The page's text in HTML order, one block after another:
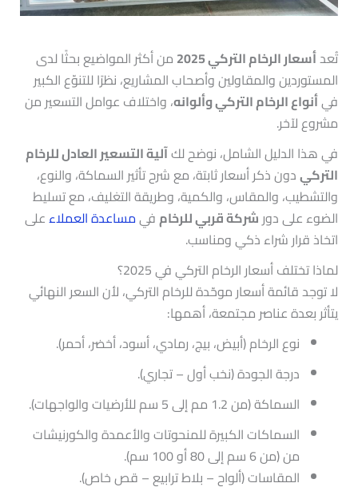
تُعدأسعار الرخام التركي 2025
من أكثر المواضيع بحثًا لدى
المستوردين والمقاولين وأصحاب المشاريع، نظرًا للتنوّع الكبير
فيأنواع الرخام التركي وألوانه، واختلاف عوامل التسعير من
مشروع لآخر.
في هذا الدليل الشامل، نوضح لكآلية التسعير العادل للرخام
التركيدون ذكر أسعار ثابتة، مع شرح تأثير السماكة، والنوع،
والتشطيب، والمقاس، والكمية، وطريقة التغليف، مع تسليط
الضوء على دورشركة قربي للرخامفيمساعدة العملاءعلى
اتخاذ قرار شراء ذكي ومناسب.
لماذا تختلف أسعار الرخام التركي في 2025؟
لا توجد قائمة أسعار موحّدة للرخام التركي، لأن السعر النهائي
يتأثر بعدة عناصر مجتمعة، أهمها:
نوع الرخام (أبيض، بيج، رمادي، أسود، أخضر، أحمر).
درجة الجودة (نخب أول – تجاري).
السماكة (من 1.2 مم إلى 5 سم للأرضيات والواجهات).
السماكات الكبيرة للمنحوتات والأعمدة والكورنيشات
من (من 6 سم إلى 80 أو 100 سم).
المقاسات (ألواح – بلاط ترابيع – قص خاص).